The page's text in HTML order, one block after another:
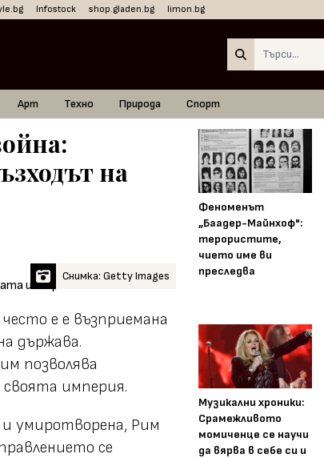
Infostock shop.gladen.bg limon.bg
Арт Техно Природа Спорт
на
Снимка: Getty Images
е е възприемана
държава.
позволява
империя.
умиротворена, Рим
се
Феноменът
„Баадер-Майнхоф":
терористите,
чието име ви
преследва
Музикални хроники:
Срамежливото
момиченце се научи
да вярва в себе си и